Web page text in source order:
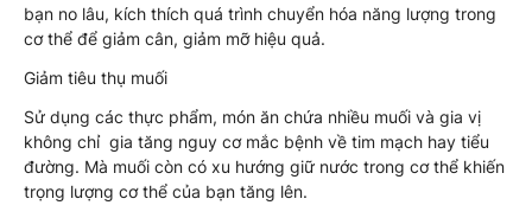
bạn no lâu, kích thích quá trình chuyển hóa năng lượng trong
cơ thể để giảm cân, giảm mỡ hiệu quả.
Giảm tiêu thụ muối
Sử dụng các thực phẩm, món ăn chứa nhiều muối và gia vị
không chỉ gia tăng nguy cơ mắc bệnh về tim mạch hay tiểu
đường. Mà muối còn có xu hướng giữ nước trong cơ thể khiến
trọng lượng cơ thể của bạn tăng lên.